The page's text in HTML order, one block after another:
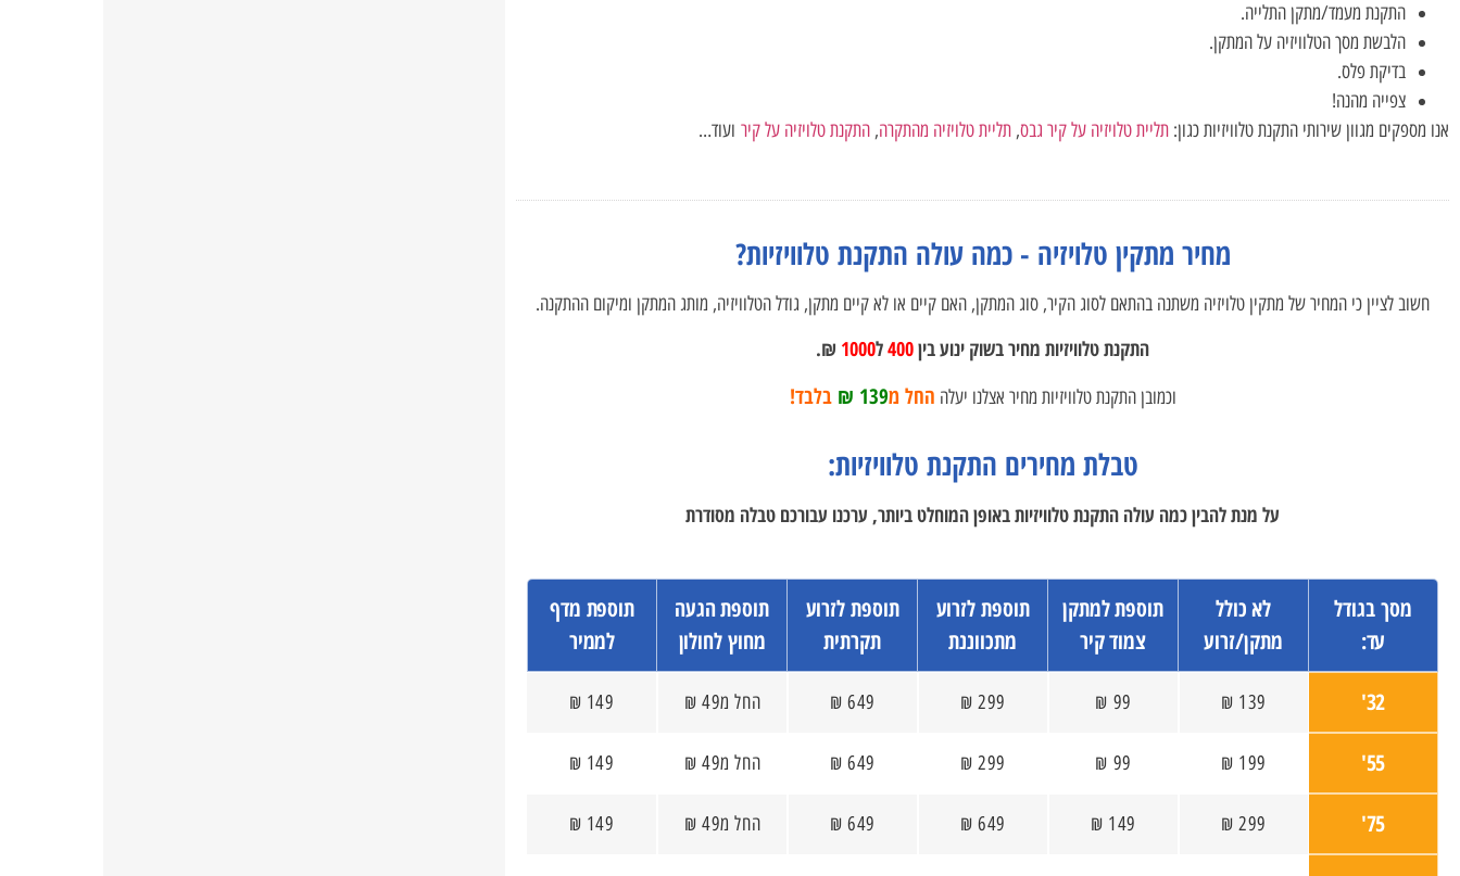
התקנת מעמד/מתקן התלייה.
הלבשת מסך הטלוויזיה על המתקן.
בדיקת פלס.
צפייה מהנה!
אנו מספקים מגוון שירותי התקנת טלוויזיות כגון: תליית טלויזיה על קיר גבס, תליית טלויזיה מהתקרה, התקנת טלויזיה על קיר ועוד…
מחיר מתקין טלויזיה - כמה עולה התקנת טלוויזיות?
חשוב לציין כי המחיר של מתקין טלויזיה משתנה בהתאם לסוג הקיר, סוג המתקן, האם קיים או לא קיים מתקן, גודל הטלוויזיה, מותג המתקן ומיקום ההתקנה.
התקנת טלוויזיות מחיר בשוק ינוע בין400ל1000
₪.
וכמובן התקנת טלוויזיות מחיר אצלנו יעלה החל מ139 ₪ בלבד!
טבלת מחירים התקנת טלוויזיות:
על מנת להבין כמה עולה התקנת טלוויזיות באופן המוחלט ביותר, ערכנו עבורכם טבלה מסודרת
מסך בגודל
עד:
לא כולל
מתקן/זרוע
תוספת למתקן
צמוד קיר
תוספת לזרוע
מתכווננת
תוספת לזרוע
תקרתית
תוספת הגעה
מחוץ לחולון
תוספת מדף
לממיר
32'
139 ₪
99 ₪
299 ₪
649 ₪ החל מ49 ₪ 149 ₪
55'
199 ₪
99 ₪
299 ₪
649 ₪ החל מ49 ₪ 149 ₪
75'
299 ₪
149 ₪
649 ₪
649 ₪ החל מ49 ₪ 149 ₪